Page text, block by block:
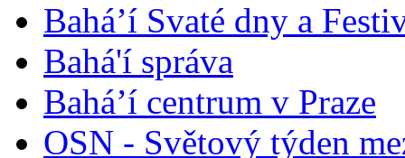
Bahá’í Svaté dny a
Bahá'í správa
Bahá’í centrum v Praze
OSN - Světový týden